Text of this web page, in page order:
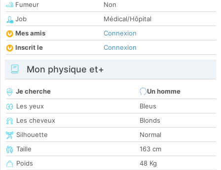
Fumeur
Non
Job
Médical/Hôpital
Mes amis
Connexion
Inscrit le
Connexion
Mon physique et+
Je cherche
Un homme
Les yeux
Bleus
Les cheveux
Blonds
Silhouette
Normal
Taille
163 cm
Poids
48 Kg